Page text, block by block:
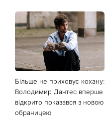
Більше не приховує кохану:
Володимир Дантес вперше
відкрито показався з новою
обраницею